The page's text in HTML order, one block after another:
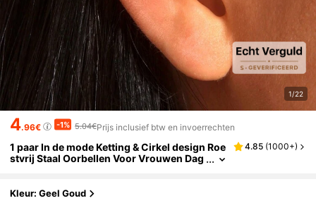
1/22
4.96€ -1% 5.04€Prijs inclusief btw en invoerrechten
1 paar In de mode Ketting & Cirkel design Roe
stvrij Staal Oorbellen Voor Vrouwen Dag
4.85 (1000+)
Kleur: Geel Goud